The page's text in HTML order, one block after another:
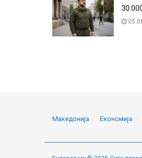
Македонија Економија